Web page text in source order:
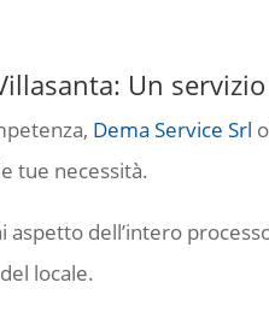
Un
Dema Service Srl
tue necessità.
aspetto dell’intero
locale.